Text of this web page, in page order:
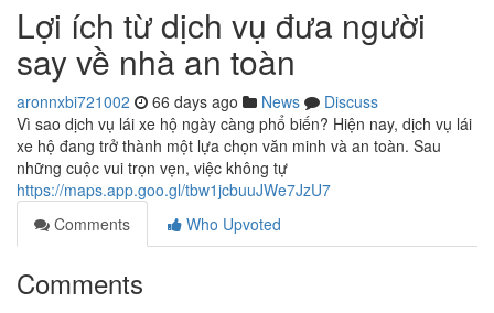
Lợi ích từ dịch vụ đưa người
say về nhà an toàn
aronnxbi721002 66 days ago News
Discuss
Vì sao dịch vụ lái xe hộ ngày càng phổ biến? Hiện nay, dịch vụ lái
xe hộ đang trở thành một lựa chọn văn minh và an toàn. Sau
những cuộc vui trọn vẹn, việc không tự
https://maps.app.goo.gl/tbw1jcbuuJWe7JzU7
Comments
Who Upvoted
Comments